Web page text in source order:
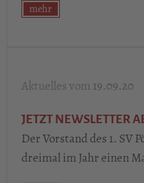
mehr
19.09.20
JETZT NEWSLETTER
Der Vorstand des 1. SV
dreimal im Jahr einen